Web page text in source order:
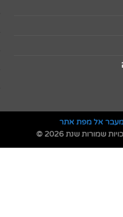
אל מפת אתר
שמורות שנת 2026 ©